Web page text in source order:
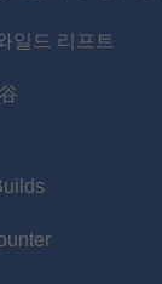
일드 리프트